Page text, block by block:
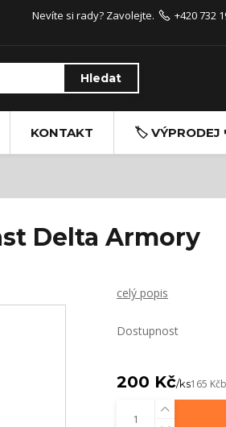
Hledat
Nevíte si rady? Zavolejte. +420 732
KONTAKT 🏷️ VÝPRODEJ
Delta Armory
celý popis
Dostupnost
200 Kč/ks165 Kč